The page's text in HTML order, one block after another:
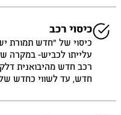
כיסוי רכב
עלייתו לכביש- במקרה של
רכב חדש מהיבואנית דלק
חדש, עד לשווי כחדש של